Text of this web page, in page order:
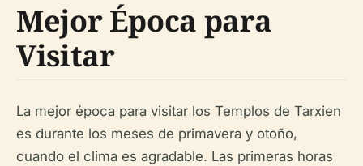
Mejor Época para
Visitar
La mejor época para visitar los Templos de Tarxien
es durante los meses de primavera y otoño,
cuando el clima es agradable. Las primeras horas